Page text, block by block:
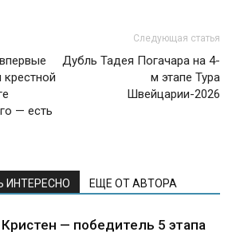
крестной
— есть
Следующая статья
Дубль Тадея Погачара на 4-
м этапе Тура
Швейцарии-2026
ИНТЕРЕСНО ЕЩЕ ОТ АВТОРА
— победитель 5 этапа